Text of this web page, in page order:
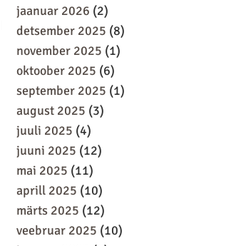
jaanuar 2026 (2)
detsember 2025 (8)
november 2025 (1)
oktoober 2025 (6)
september 2025 (1)
august 2025 (3)
juuli 2025 (4)
juuni 2025 (12)
mai 2025 (11)
aprill 2025 (10)
märts 2025 (12)
veebruar 2025 (10)